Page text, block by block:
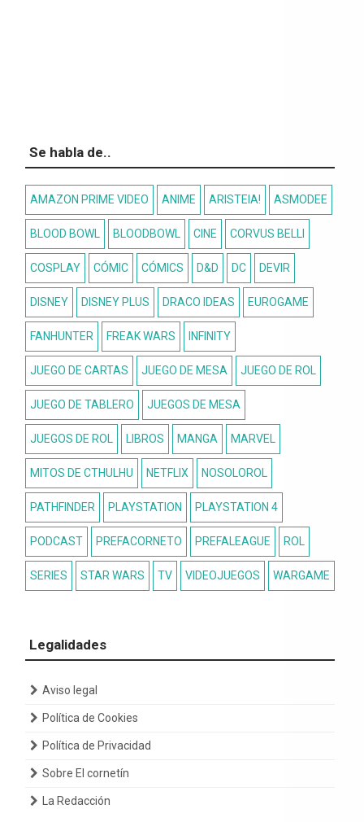
Se habla de..
AMAZON PRIME VIDEO ANIME ARISTEIA! ASMODEE
BLOOD BOWL BLOODBOWL CINE CORVUS BELLI
COSPLAY CÓMIC CÓMICS D&D DC DEVIR
DISNEY DISNEY PLUS DRACO IDEAS EUROGAME
FANHUNTER FREAK WARS INFINITY
JUEGO DE CARTAS JUEGO DE MESA JUEGO DE ROL
JUEGO DE TABLERO JUEGOS DE MESA
JUEGOS DE ROL LIBROS MANGA MARVEL
MITOS DE CTHULHU NETFLIX NOSOLOROL
PATHFINDER PLAYSTATION PLAYSTATION 4
PODCAST PREFACORNETO PREFALEAGUE ROL
SERIES STAR WARS TV VIDEOJUEGOS WARGAME
Legalidades
Aviso legal
Política de Cookies
Política de Privacidad
Sobre El cornetín
La Redacción